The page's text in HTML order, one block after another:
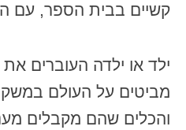
קשיים בבית הספר, עם
ילד או ילדה העוברים
מביטים על העולם
והכלים שהם מקבלים